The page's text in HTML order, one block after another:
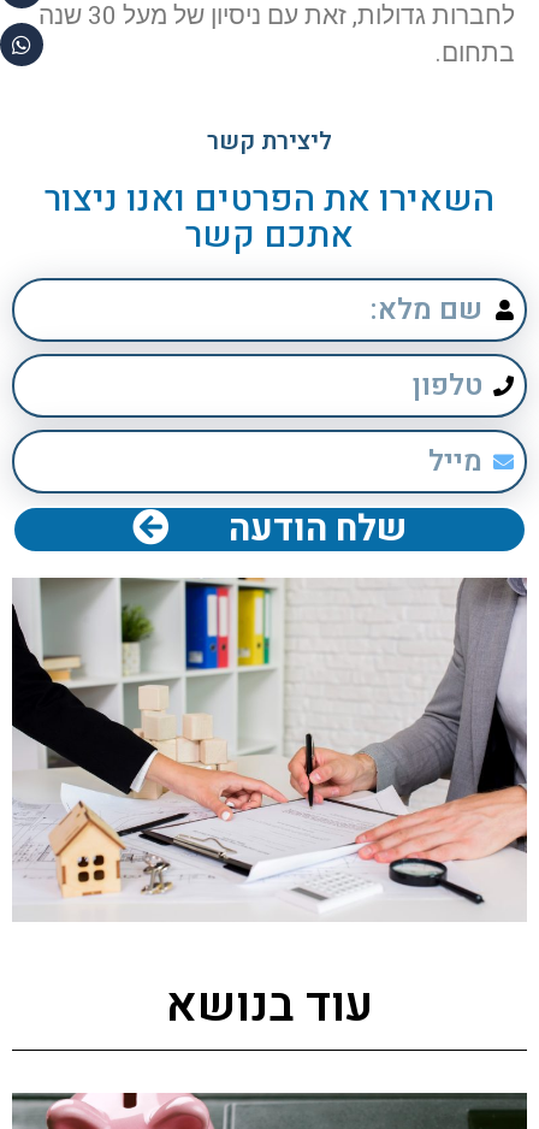
לחברות גדולות, זאת עם ניסיון של מעל 30 שנה
בתחום.
ליצירת קשר
השאירו את הפרטים ואנו ניצור
אתכם קשר
שלח הודעה
עוד בנושא